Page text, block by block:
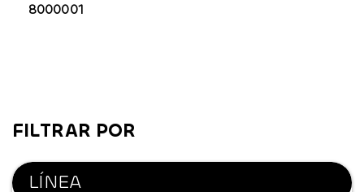
8000001
FILTRAR POR
LÍNEA